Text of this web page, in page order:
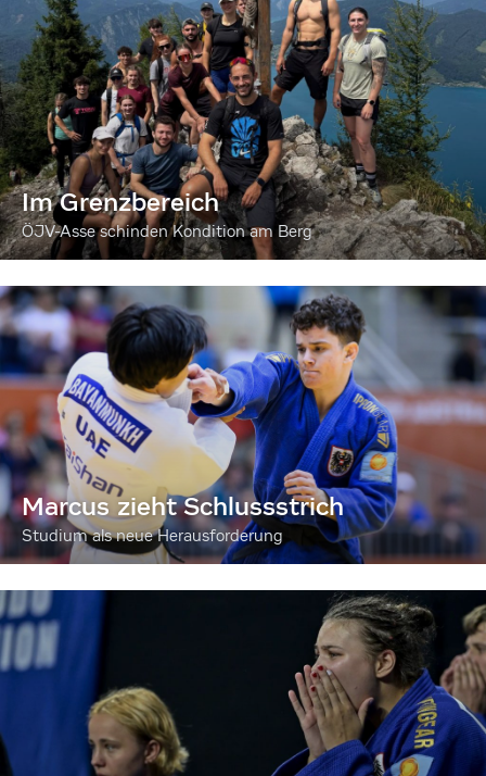
Im Grenzbereich
ÖJV-Asse schinden Kondition am Berg
Marcus zieht Schlussstrich
Studium als neue Herausforderung